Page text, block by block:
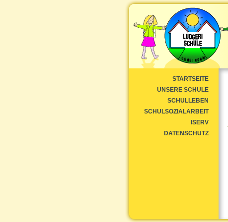
STARTSEITE
UNSERE SCHULE
SCHULLEBEN
SCHULSOZIALARBEIT
ISERV
DATENSCHUTZ